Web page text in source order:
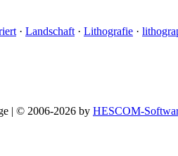
· Landschaft · Lithografie ·
| © 2006-2026 by HESCOM-